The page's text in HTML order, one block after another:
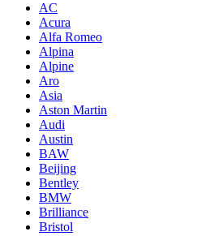
AC
Acura
Alfa Romeo
Alpina
Alpine
Aro
Asia
Aston Martin
Audi
Austin
BAW
Beijing
Bentley
BMW
Brilliance
Bristol